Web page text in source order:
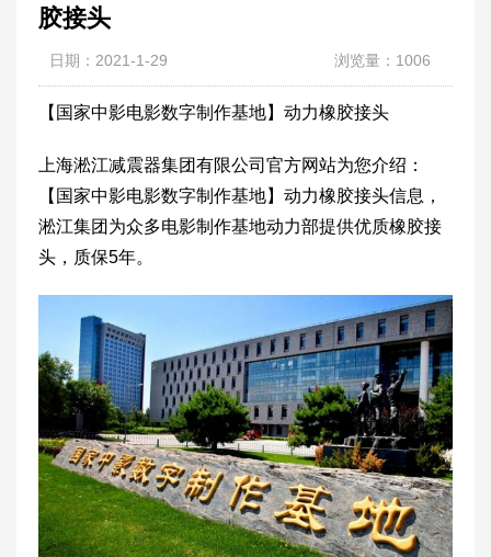
胶接头
日期：2021-1-29 浏览量：1006
【国家中影电影数字制作基地】动力橡胶接头
上海淞江减震器集团有限公司官方网站为您介绍：
【国家中影电影数字制作基地】动力橡胶接头信息，
淞江集团为众多电影制作基地动力部提供优质橡胶接
头，质保5年。